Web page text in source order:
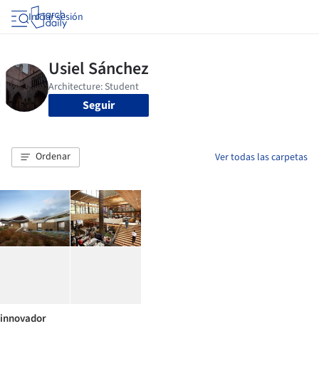
Iniciar sesión
Seguir
Ordenar Ver todas las carpetas
innovador